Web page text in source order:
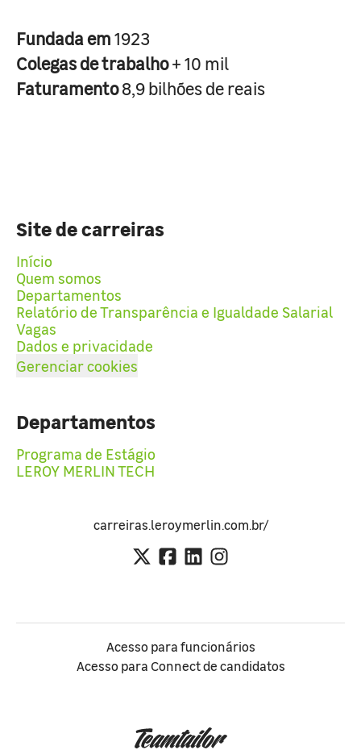
Fundada em1923
Colegas de trabalho+ 10 mil
Faturamento8,9 bilhões de reais
Site de carreiras
Início
Quem somos
Departamentos
Relatório de Transparência e Igualdade Salarial
Vagas
Dados e privacidade
Gerenciar cookies
Departamentos
Programa de Estágio
LEROY MERLIN TECH
carreiras.leroymerlin.com.br/
Acesso para funcionários
Acesso para Connect de candidatos